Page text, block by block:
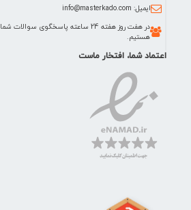
ایمیل: info@masterkado.com
در هفت روز هفته 24 ساعته پاسخگوی سوالات شما
هستیم.
اعتماد شما، افتخار ماست